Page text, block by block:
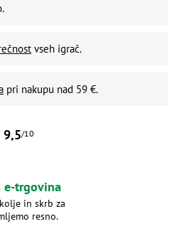
vseh igrač.
pri nakupu nad 59 €.
9,5/10
e-trgovina
in skrb za
resno.